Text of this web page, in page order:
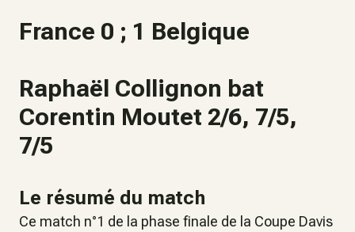
France 0 ; 1 Belgique
Raphaël Collignon bat
Corentin Moutet 2/6, 7/5,
7/5
Le résumé du match
Ce match n°1 de la phase finale de la Coupe Davis